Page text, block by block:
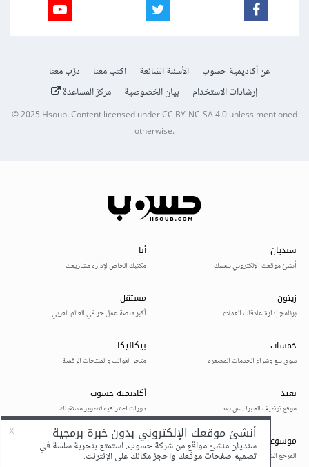
عن أكاديمية حسوب الأسئلة الشائعة اكتب معنا
درّب معنا
إرشادات الاستخدام
بيان الخصوصية مركز المساعدة
© 2025Hsoub.Content licensed underCC BY-NC-SA 4.0unless mentioned
otherwise.